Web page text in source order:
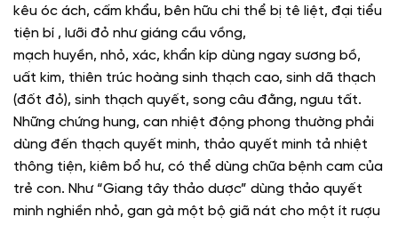
kêu óc ách, cấm khẩu, bên hữu chi thể bị tê liệt, đại tiểu
tiện bí , lưỡi đỏ như giáng cầu vồng,
mạch huyền, nhỏ, xác, khẩn kíp dùng ngay sương bồ,
uất kim, thiên trúc hoàng sinh thạch cao, sinh dã thạch
(đốt đỏ), sinh thạch quyết, song câu đằng, ngưu tất.
Những chứng hung, can nhiệt động phong thường phải
dùng đến thạch quyết minh, thảo quyết minh tả nhiệt
thông tiện, kiêm bổ hư, có thể dùng chữa bệnh cam của
trẻ con. Như “Giang tây thảo dược” dùng thảo quyết
minh nghiền nhỏ, gan gà một bộ giã nát cho một ít rượu